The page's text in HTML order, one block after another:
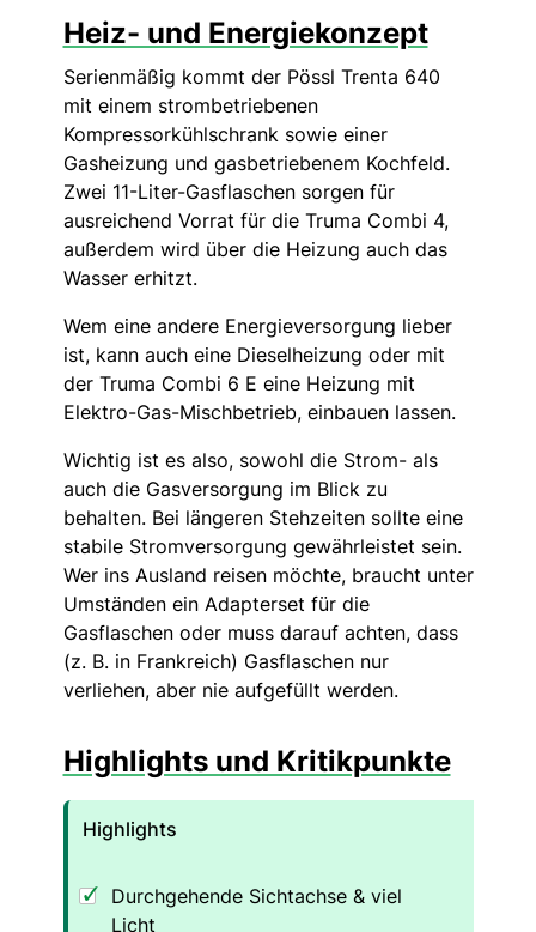
Heiz- und Energiekonzept
Serienmäßig kommt der Pössl Trenta 640
mit einem strombetriebenen
Kompressorkühlschrank sowie einer
Gasheizung und gasbetriebenem Kochfeld.
Zwei 11-Liter-Gasflaschen sorgen für
ausreichend Vorrat für die Truma Combi 4,
außerdem wird über die Heizung auch das
Wasser erhitzt.
Wem eine andere Energieversorgung lieber
ist, kann auch eine Dieselheizung oder mit
der Truma Combi 6 E eine Heizung mit
Elektro-Gas-Mischbetrieb, einbauen lassen.
Wichtig ist es also, sowohl die Strom- als
auch die Gasversorgung im Blick zu
behalten. Bei längeren Stehzeiten sollte eine
stabile Stromversorgung gewährleistet sein.
Wer ins Ausland reisen möchte, braucht unter
Umständen ein Adapterset für die
Gasflaschen oder muss darauf achten, dass
(z. B. in Frankreich) Gasflaschen nur
verliehen, aber nie aufgefüllt werden.
Highlights und Kritikpunkte
Highlights
Durchgehende Sichtachse & viel
Licht